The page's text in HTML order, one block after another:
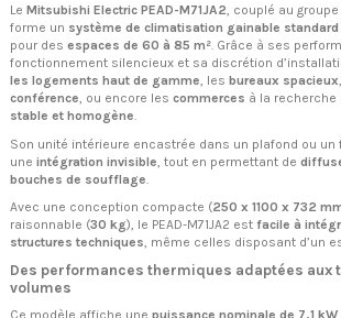
Le Mitsubishi Electric PEAD-M71JA2, couplé au
forme un système de climatisation gainable
pour des espaces de 60 à 85 m². Grâce à ses
fonctionnement silencieux et sa discrétion
les logements haut de gamme, les bureaux spacieux
conférence, ou encore les commerces à la recherche
stable et homogène.
Son unité intérieure encastrée dans un plafond ou un
une intégration invisible , tout en permettant de
bouches de soufflage
Avec une conception compacte (250 x 1100 x 732
raisonnable (30 kg), le PEAD-M71JA2 est facile à
structures techniques, même celles disposant d’un
Des performances thermiques adaptées aux
volumes
Ce modèle affiche une puissance nominale de 7,1